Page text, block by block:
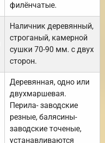
филёнчатые.
Наличник деревянный,
строганый, камерной
сушки 70-90 мм. с двух
сторон.
Деревянная, одно или
двухмаршевая.
Перила- заводские
резные, балясины-
заводские точеные,
устанавливаются